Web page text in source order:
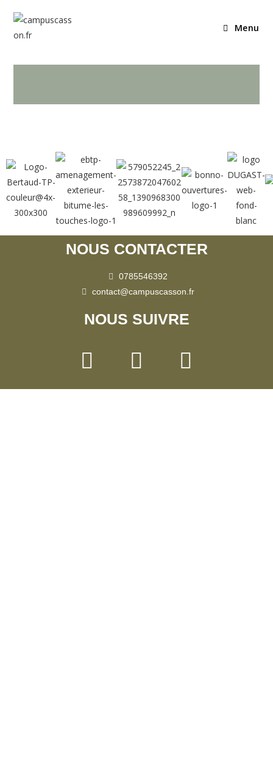
Menu
NOUS CONTACTER
0785546392
contact@campuscasson.fr
NOUS SUIVRE